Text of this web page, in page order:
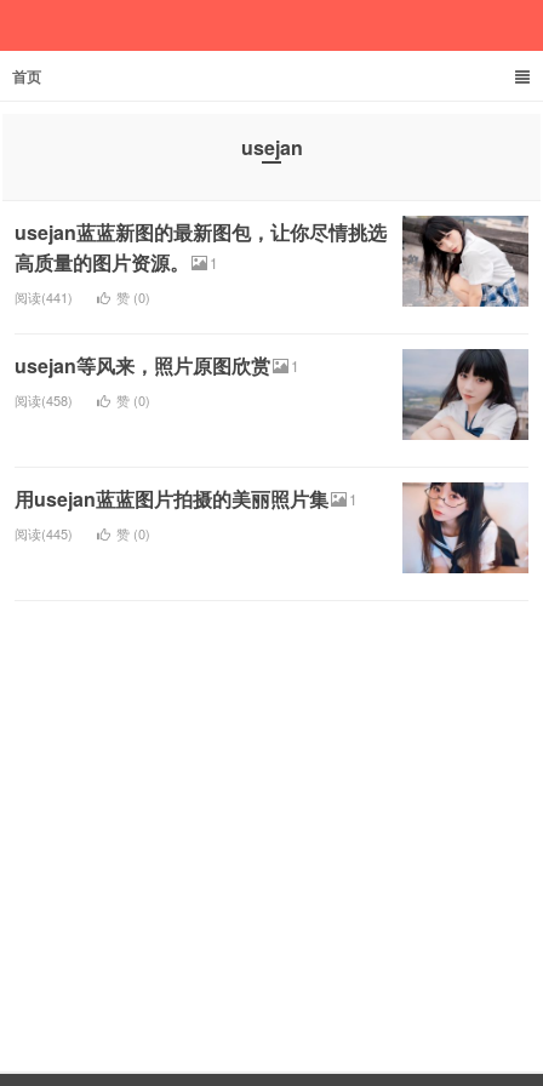
首页
usejan
usejan蓝蓝新图的最新图包，让你尽情挑选
高质量的图片资源。
1
阅读(441) 赞 (0)
usejan等风来，照片原图欣赏 1
阅读(458) 赞 (0)
用usejan蓝蓝图片拍摄的美丽照片集 1
阅读(445) 赞 (0)